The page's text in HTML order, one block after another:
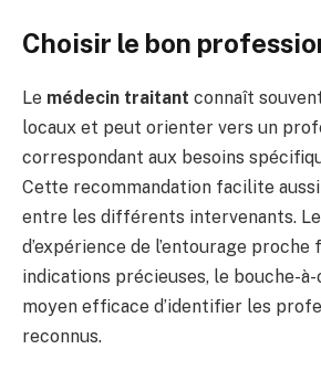
Choisir le bon
Le médecin traitant connaît
locaux et peut orienter vers un
correspondant aux besoins
Cette recommandation facilite
entre les différents intervenants.
d’expérience de l’entourage
indications précieuses, le bouche-
moyen efficace d’identifier les
reconnus.